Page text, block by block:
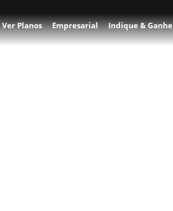
Ver Planos Empresarial Indique & Ganhe